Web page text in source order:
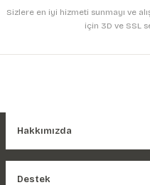
Sizlere en iyi hizmeti sunmayı ve
için 3D ve SSL
Hakkımızda
Destek